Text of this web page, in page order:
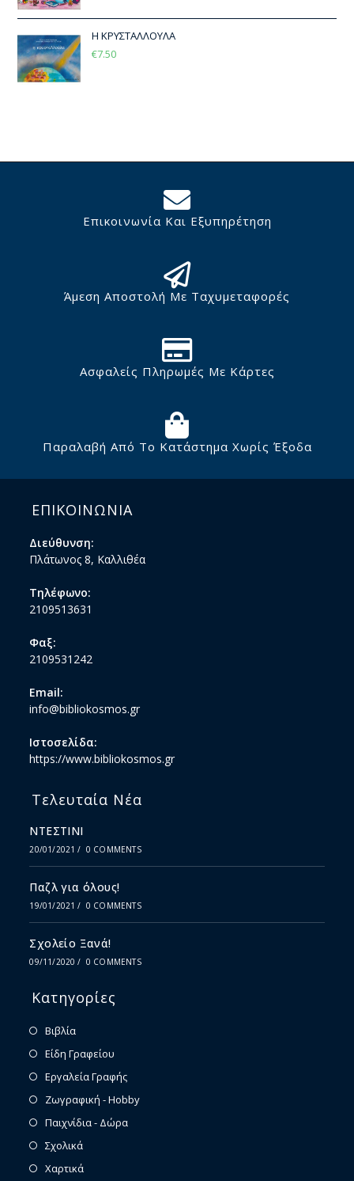
Η ΚΡΥΣΤΑΛΛΟΥΛΑ
€7.50
Επικοινωνία Και Εξυπηρέτηση
Άμεση Αποστολή Με Ταχυμεταφορές
Ασφαλείς Πληρωμές Με Κάρτες
Παραλαβή Από Το Κατάστημα Χωρίς Έξοδα
ΕΠΙΚΟΙΝΩΝΙΑ
Διεύθυνση:
Πλάτωνος 8, Καλλιθέα
Τηλέφωνο:
2109513631
Φαξ:
2109531242
Email:
info@bibliokosmos.gr
Ιστοσελίδα:
https://www.bibliokosmos.gr
Τελευταία Νέα
ΝΤΕΣΤΙΝΙ
20/01/2021 / 0 COMMENTS
Παζλ για όλους!
19/01/2021 / 0 COMMENTS
Σχολείο Ξανά!
09/11/2020 / 0 COMMENTS
Κατηγορίες
Βιβλία
Είδη Γραφείου
Εργαλεία Γραφής
Ζωγραφική - Hobby
Παιχνίδια - Δώρα
Σχολικά
Χαρτικά